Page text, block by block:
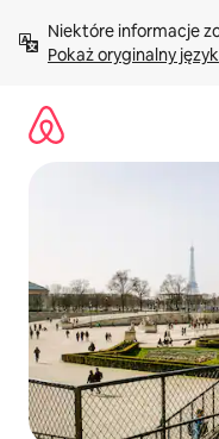
treści Pokaż oryginalny język